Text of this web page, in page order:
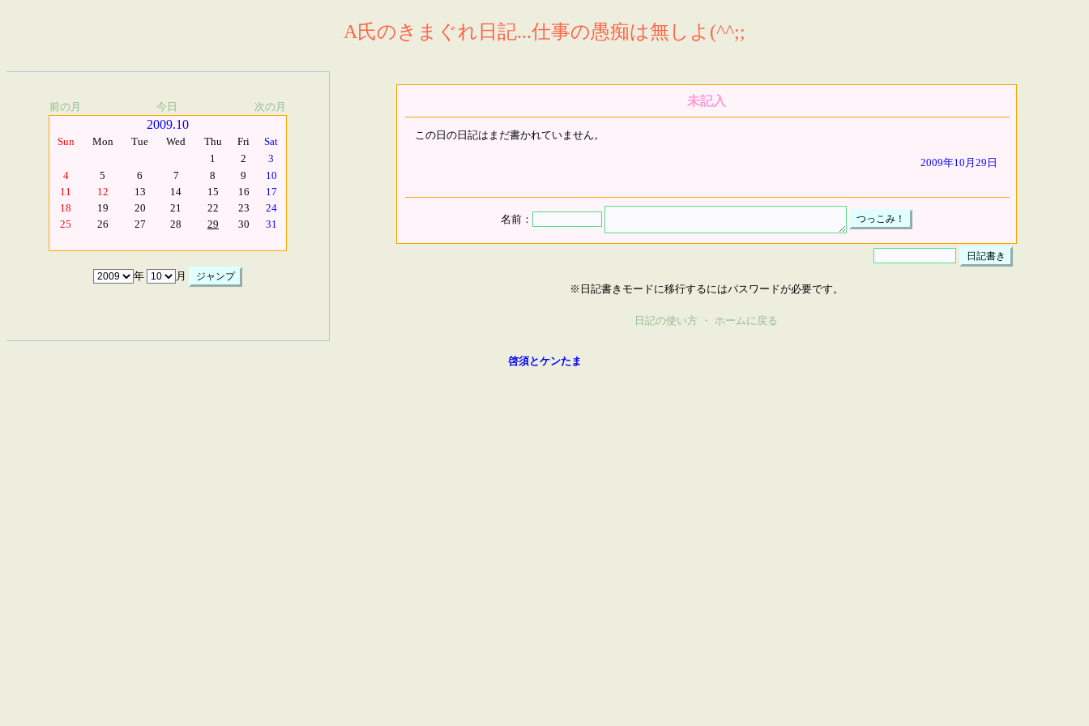
A氏のきまぐれ日記...仕事の愚痴は無しよ(^^;;
前の月 今日 次の月
2009.10
Sun Mon Tue Wed Thu Fri
Sat
1
2
3
4
5 6 7 8 9
10
11
12 13 14 15 16
17
18
19 20 21 22 23
24
25
26 27 28 29 30 31
年 月
未記入
この日の日記はまだ書かれていません。
2009年10月29日
名前：
※日記書きモードに移行するにはパスワードが必要です。
日記の使い方 ・ ホームに戻る
啓須とケンたま